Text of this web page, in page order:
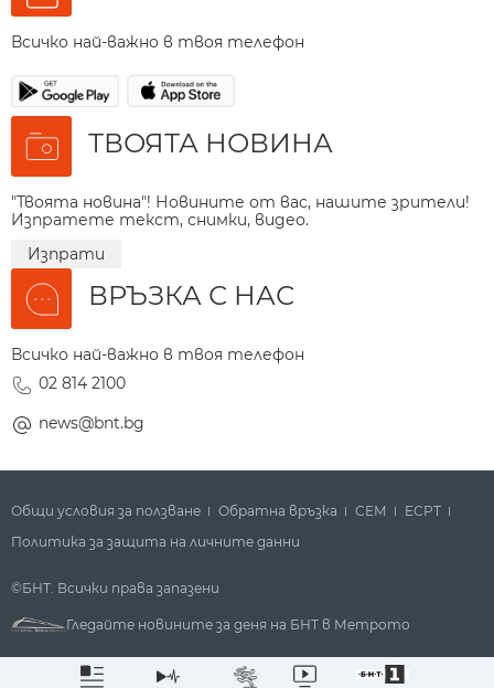
Всичко най-важно в твоя телефон
ТВОЯТА НОВИНА
"Твоята новина"! Новините от вас, нашите зрители!
Изпратете текст, снимки, видео.
Изпрати
ВРЪЗКА С НАС
Всичко най-важно в твоя телефон
02 814 2100
news@bnt.bg
Общи условия за ползване Обратна връзка СЕМ
ECPT
Политика за защита на личните данни
©БНТ. Всички права запазени
Гледайте новините за деня на БНТ в Метрото